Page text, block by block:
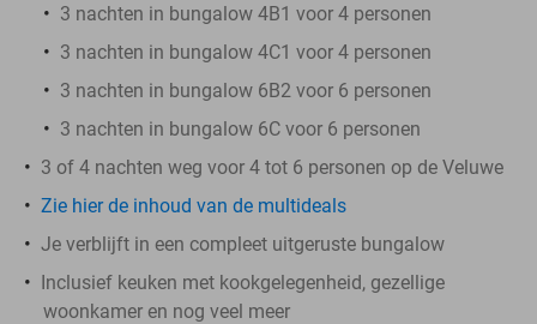
3 nachten in bungalow 4B1 voor 4 personen
3 nachten in bungalow 4C1 voor 4 personen
3 nachten in bungalow 6B2 voor 6 personen
3 nachten in bungalow 6C voor 6 personen
3 of 4 nachten weg voor 4 tot 6 personen op de Veluwe
Zie hier de inhoud van de multideals
Je verblijft in een compleet uitgeruste bungalow
Inclusief keuken met kookgelegenheid, gezellige
woonkamer en nog veel meer